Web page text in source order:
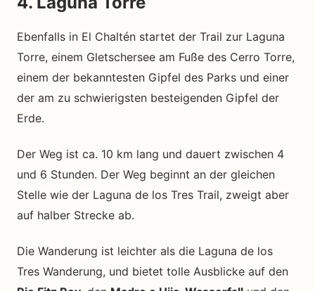
Ebenfalls in El Chaltén startet der Trail zur Laguna
Torre, einem Gletschersee am Fuße des Cerro Torre,
einem der bekanntesten Gipfel des Parks und einer
der am zu schwierigsten besteigenden Gipfel der
Erde.
Der Weg ist ca. 10 km lang und dauert zwischen 4
und 6 Stunden. Der Weg beginnt an der gleichen
Stelle wie der Laguna de los Tres Trail, zweigt aber
auf halber Strecke ab.
Die Wanderung ist leichter als die Laguna de los
Tres Wanderung, und bietet tolle Ausblicke auf den